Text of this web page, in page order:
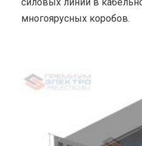
многоярусных коробов.